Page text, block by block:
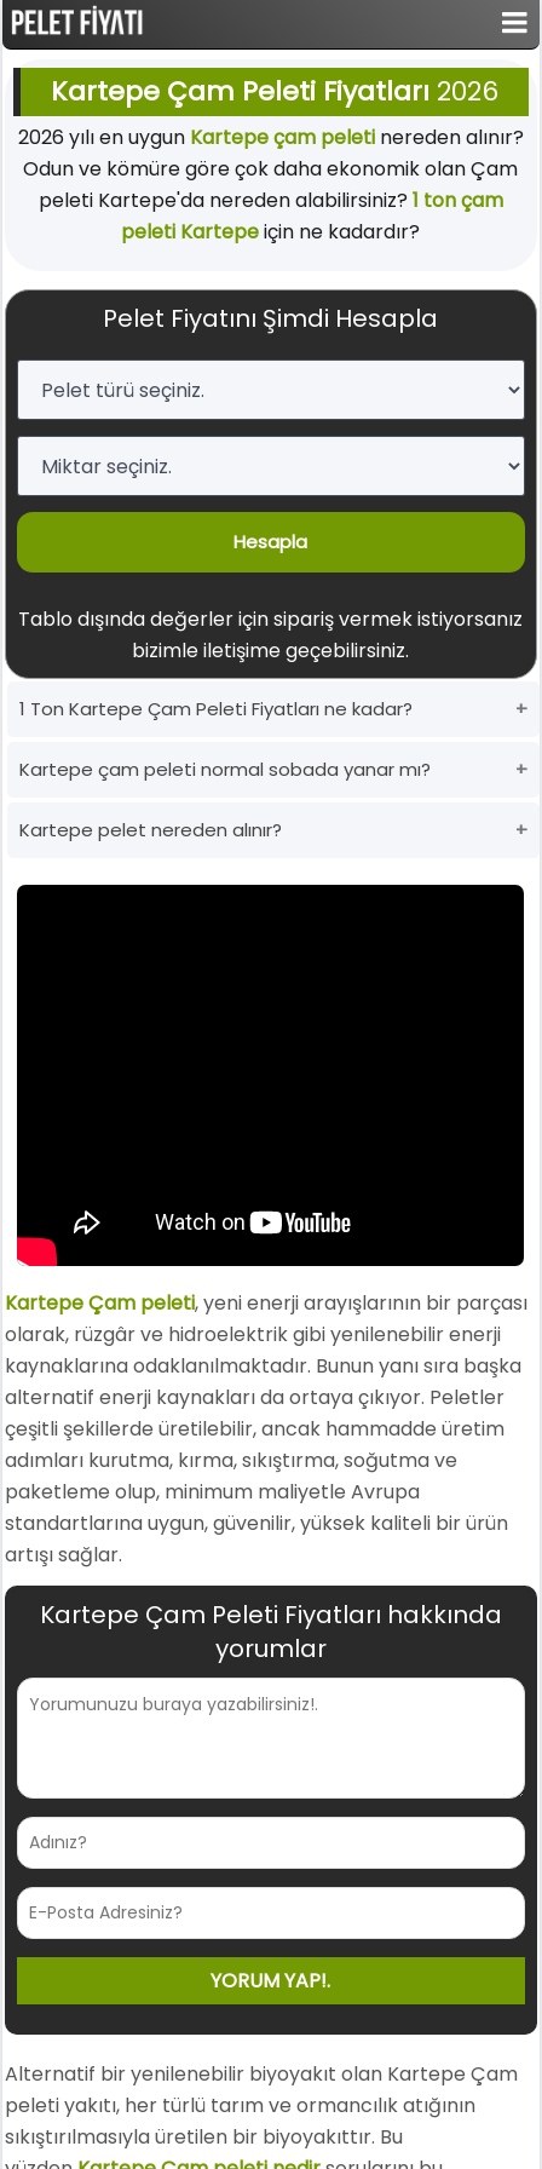
Kartepe Çam Peleti Fiyatları 2026
2026 yılı en uygun Kartepe çam peletinereden alınır?
Odun ve kömüre göre çok daha ekonomik olan Çam
peleti Kartepe'da nereden alabilirsiniz? 1 ton çam
peleti Kartepeiçin ne kadardır?
Pelet Fiyatını Şimdi Hesapla
Hesapla
Tablo dışında değerler için sipariş vermek istiyorsanız
bizimle iletişime geçebilirsiniz.
1 Ton Kartepe Çam Peleti Fiyatları ne kadar?
Kartepe çam peleti normal sobada yanar mı?
Kartepe pelet nereden alınır?
Kartepe Çam peleti, yeni enerji arayışlarının bir parçası
olarak, rüzgâr ve hidroelektrik gibi yenilenebilir enerji
kaynaklarına odaklanılmaktadır. Bunun yanı sıra başka
alternatif enerji kaynakları da ortaya çıkıyor. Peletler
çeşitli şekillerde üretilebilir, ancak hammadde üretim
adımları kurutma, kırma, sıkıştırma, soğutma ve
paketleme olup, minimum maliyetle Avrupa
standartlarına uygun, güvenilir, yüksek kaliteli bir ürün
artışı sağlar.
Kartepe Çam Peleti Fiyatları hakkında
yorumlar
Alternatif bir yenilenebilir biyoyakıt olan Kartepe Çam
peleti yakıtı, her türlü tarım ve ormancılık atığının
sıkıştırılmasıyla üretilen bir biyoyakıttır. Bu